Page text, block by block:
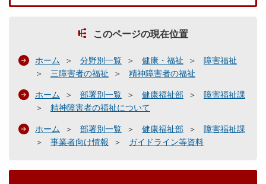
このページの現在位置
ホーム 分野別一覧 健康・福祉
障害福祉
三障害者の福祉
精神障害者の福祉
ホーム 部署別一覧 健康福祉部
障害福祉課
精神障害者の福祉について
ホーム 部署別一覧 健康福祉部
障害福祉課
事業者向け情報
ガイドライン等資料